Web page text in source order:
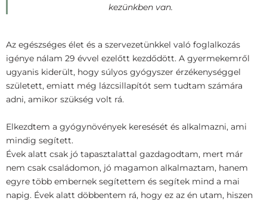
kezünkben van.
Az egészséges élet és a szervezetünkkel való foglalkozás
igénye nálam 29 évvel ezelőtt kezdődött. A gyermekemről
ugyanis kiderült, hogy súlyos gyógyszer érzékenységgel
született, emiatt még lázcsillapítót sem tudtam számára
adni, amikor szükség volt rá.
Elkezdtem a gyógynövények keresését és alkalmazni, ami
mindig segített.
Évek alatt csak jó tapasztalattal gazdagodtam, mert már
nem csak családomon, jó magamon alkalmaztam, hanem
egyre több embernek segítettem és segítek mind a mai
napig. Évek alatt döbbentem rá, hogy ez az én utam, hiszen